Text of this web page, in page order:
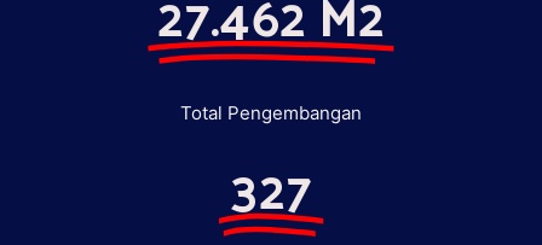
Total Pengembangan
327